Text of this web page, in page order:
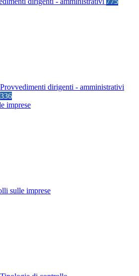
Provvedimenti dirigenti - amministrativi
336
imprese
sulle imprese